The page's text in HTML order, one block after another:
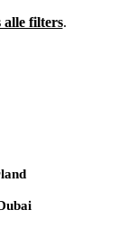
alle filters.